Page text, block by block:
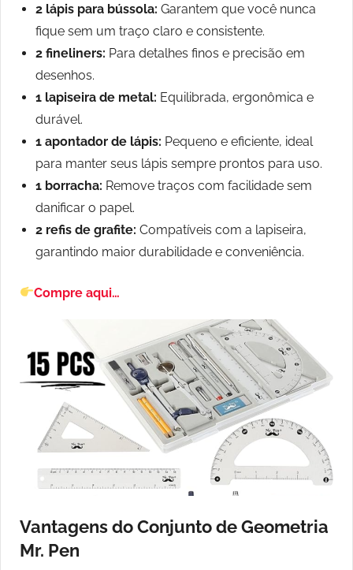
2 lápis para bússola: Garantem que você nunca
fique sem um traço claro e consistente.
2 fineliners: Para detalhes finos e precisão em
desenhos.
1 lapiseira de metal: Equilibrada, ergonômica e
durável.
1 apontador de lápis: Pequeno e eficiente, ideal
para manter seus lápis sempre prontos para uso.
1 borracha: Remove traços com facilidade sem
danificar o papel.
2 refis de grafite: Compatíveis com a lapiseira,
garantindo maior durabilidade e conveniência.
Compre aqui…
Vantagens do Conjunto de Geometria
Mr. Pen